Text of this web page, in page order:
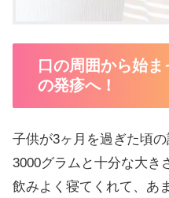
口の周囲から始
の発疹へ！
子供が3ヶ月を過ぎた頃の
3000グラムと十分な大き
飲みよく寝てくれて、あ